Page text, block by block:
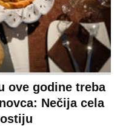
ove godine treba
Nečija cela